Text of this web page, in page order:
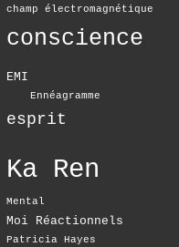
champ électromagnétique
conscience
EMI
Ennéagramme
esprit
Ka Ren
Mental
Moi Réactionnels
Patricia Hayes